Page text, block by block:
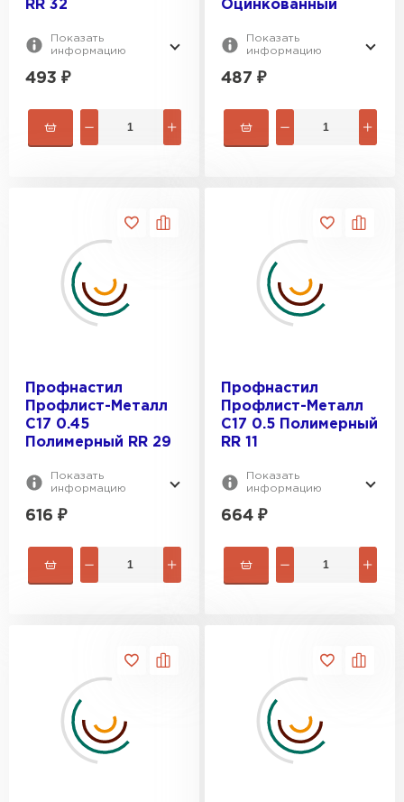
RR 32
Показать
информацию
493 ₽
Оцинкованный
Показать
информацию
487 ₽
Профнастил
Профлист-Металл
C17 0.45
Полимерный RR 29
Показать
информацию
616 ₽
Профнастил
Профлист-Металл
C17 0.5 Полимерный
RR 11
Показать
информацию
664 ₽